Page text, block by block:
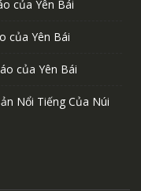
của Yên Bái
của Yên Bái
của Yên Bái
Nổi Tiếng Của Núi